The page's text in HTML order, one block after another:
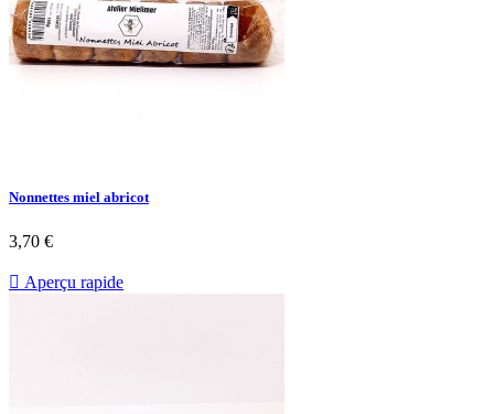
Nonnettes miel abricot
3,70 €
 Aperçu rapide